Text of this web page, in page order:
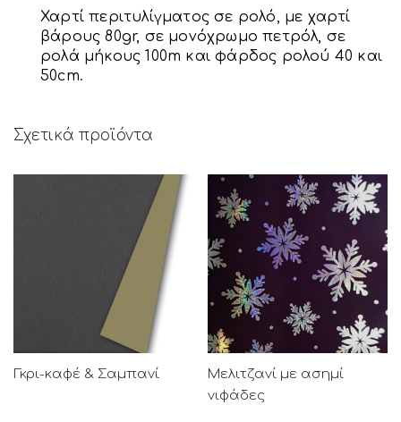
Χαρτί περιτυλίγματος σε ρολό, με χαρτί
βάρους 80gr, σε μονόχρωμο πετρόλ, σε
ρολά μήκους 100m και φάρδος ρολού 40 και
50cm.
Σχετικά προϊόντα
Γκρι-καφέ & Σαμπανί
Μελιτζανί με ασημί
νιφάδες